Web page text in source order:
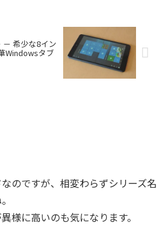
－ 希少な8イン
Windowsタブ
のですが、相変わらずシリーズ名
様に高いのも気になります。